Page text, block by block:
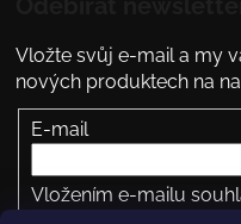
Vložte svůj e-mail a my
nových produktech na
E-mail
Vložením e-mailu